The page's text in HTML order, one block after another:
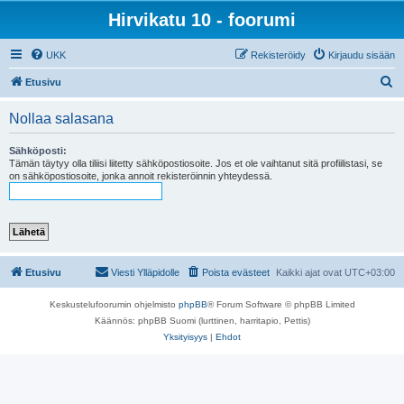
Hirvikatu 10 - foorumi
UKK Kirjaudu sisään
Rekisteröidy
Etusivu
Nollaa salasana
Sähköposti:
Tämän täytyy olla tiliisi liitetty sähköpostiosoite. Jos et ole vaihtanut sitä profiilistasi, se
on sähköpostiosoite, jonka annoit rekisteröinnin yhteydessä.
Etusivu Kaikki ajat ovat UTC+03:00
Poista evästeet
Viesti Ylläpidolle
Keskustelufoorumin ohjelmisto phpBB® Forum Software © phpBB Limited
Käännös: phpBB Suomi (lurttinen, harritapio, Pettis)
Yksityisyys | Ehdot